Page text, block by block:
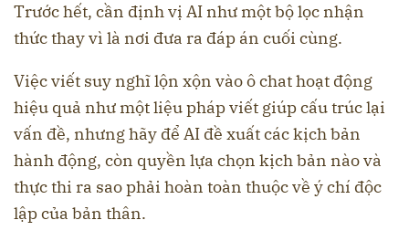
Trước hết, cần định vị AI như một bộ lọc nhận
thức thay vì là nơi đưa ra đáp án cuối cùng.
Việc viết suy nghĩ lộn xộn vào ô chat hoạt động
hiệu quả như một liệu pháp viết giúp cấu trúc lại
vấn đề, nhưng hãy để AI đề xuất các kịch bản
hành động, còn quyền lựa chọn kịch bản nào và
thực thi ra sao phải hoàn toàn thuộc về ý chí độc
lập của bản thân.